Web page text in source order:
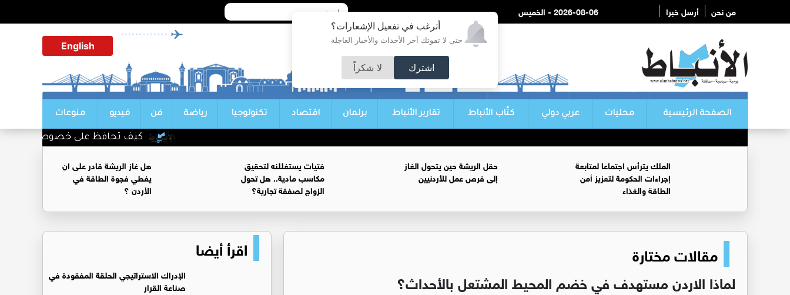
أترغب في تفعيل الإشعارات؟
حتى لا تفوتك آخر الأحداث والأخبار العاجلة
اشترك لا شكراً
من نحن أرسل خبرا 2026-08-06 - الخميس
English
الصفحة الرئيسية محليات عربي دولي كتّاب الأنباط تقارير الأنباط برلمان اقتصاد تكنولوجيا رياضة فن فيديو منوعات
كيف تحافظ على خصوصية محادثاتك
الملك يترأس اجتماعا لمتابعة
إجراءات الحكومة لتعزيز أمن
الطاقة والغذاء
حقل الريشة حين يتحول الغاز
إلى فرص عمل للأردنيين
فتيات يستغللنه لتحقيق
مكاسب مادية.. هل تحول
الزواج لصفقة تجارية؟
هل غاز الريشة قادر على ان
يغطي فجوة الطاقة في
الأردن ؟
مقالات مختارة
لماذا الاردن مستهدف في خضم المحيط المشتعل بالأحداث؟
اقرأ أيضا
الإدراك الاستراتيجي الحلقة المفقودة في
صناعة القرار